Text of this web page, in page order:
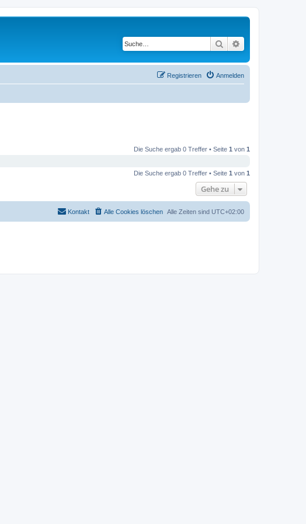
Suche
Anmelden
Registrieren
Die Suche ergab 0 Treffer • Seite 1 von 1
Die Suche ergab 0 Treffer • Seite 1 von 1
Gehe zu
Alle Zeiten sind UTC+02:00
Alle Cookies löschen
Kontakt